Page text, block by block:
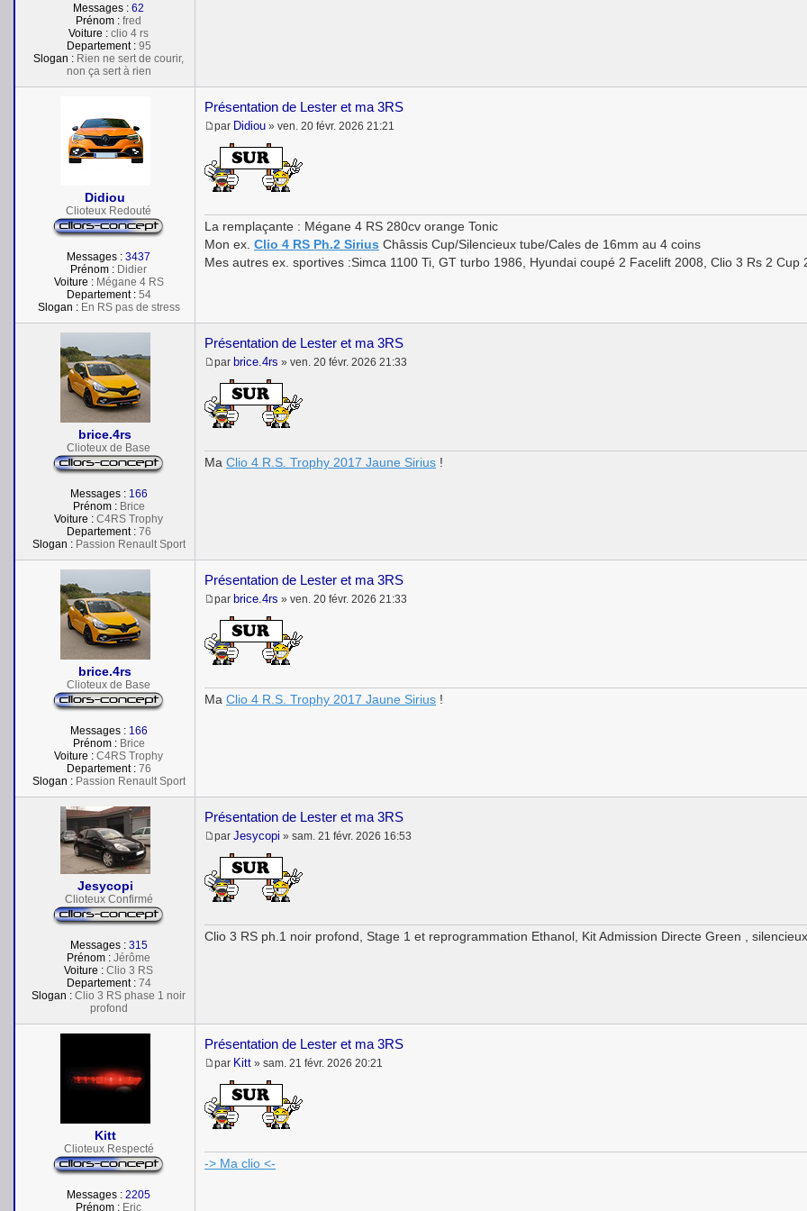
Messages : 62
Prénom : fred
Voiture : clio 4 rs
Departement :95
Slogan : Rien ne sert de courir,
non ça sert à rien
Didiou
Clioteux Redouté
Messages : 3437
Prénom : Didier
Voiture :Mégane 4 RS
Departement :54
Slogan :En RS pas de stress
Présentation de Lester et ma 3RS
M
e
s
s
a
e
par Didiou » ven. 20 févr. 2026 21:21
La remplaçante : Mégane 4 RS 280cv orange Tonic
Mon ex. Clio 4 RS Ph.2 Sirius Châssis Cup/Silencieux tube/Cales de 16mm au 4 coins
Mes autres ex. sportives :Simca 1100 Ti, GT turbo 1986, Hyundai coupé 2 Facelift 2008, Clio 3 Rs 2 Cup
brice.4rs
Clioteux de Base
Messages : 166
Prénom :Brice
Voiture : C4RS Trophy
Departement :76
Slogan :Passion Renault Sport
Présentation de Lester et ma 3RS
M
e
s
s
a
e
par brice.4rs » ven. 20 févr. 2026 21:33
Ma Clio 4 R.S. Trophy 2017 Jaune Sirius !
brice.4rs
Clioteux de Base
Messages : 166
Prénom :Brice
Voiture : C4RS Trophy
Departement :76
Slogan :Passion Renault Sport
Présentation de Lester et ma 3RS
M
e
s
s
a
e
par brice.4rs » ven. 20 févr. 2026 21:33
Ma Clio 4 R.S. Trophy 2017 Jaune Sirius !
Jesycopi
Clioteux Confirmé
Messages : 315
Prénom : Jérôme
Voiture : Clio 3 RS
Departement :74
Slogan : Clio 3 RS phase 1 noir
profond
Présentation de Lester et ma 3RS
M
e
s
s
a
e
par Jesycopi » sam. 21 févr. 2026 16:53
Clio 3 RS ph.1 noir profond, Stage 1 et reprogrammation Ethanol, Kit Admission Directe Green ,
Kitt
Clioteux Respecté
Messages : 2205
Prénom : Eric
Présentation de Lester et ma 3RS
M
e
s
s
a
e
par Kitt » sam. 21 févr. 2026 20:21
-> Ma clio <-